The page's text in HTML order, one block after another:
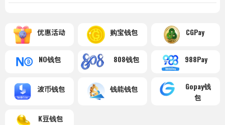
优惠活动 购宝钱包 CGPay
NO钱包 808钱包 988Pay
波币钱包 钱能钱包
Gopay钱
包
K豆钱包